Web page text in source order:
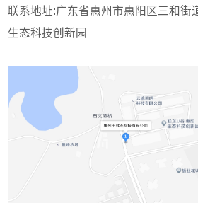
联系地址:广东省惠州市惠阳区三和街
生态科技创新园